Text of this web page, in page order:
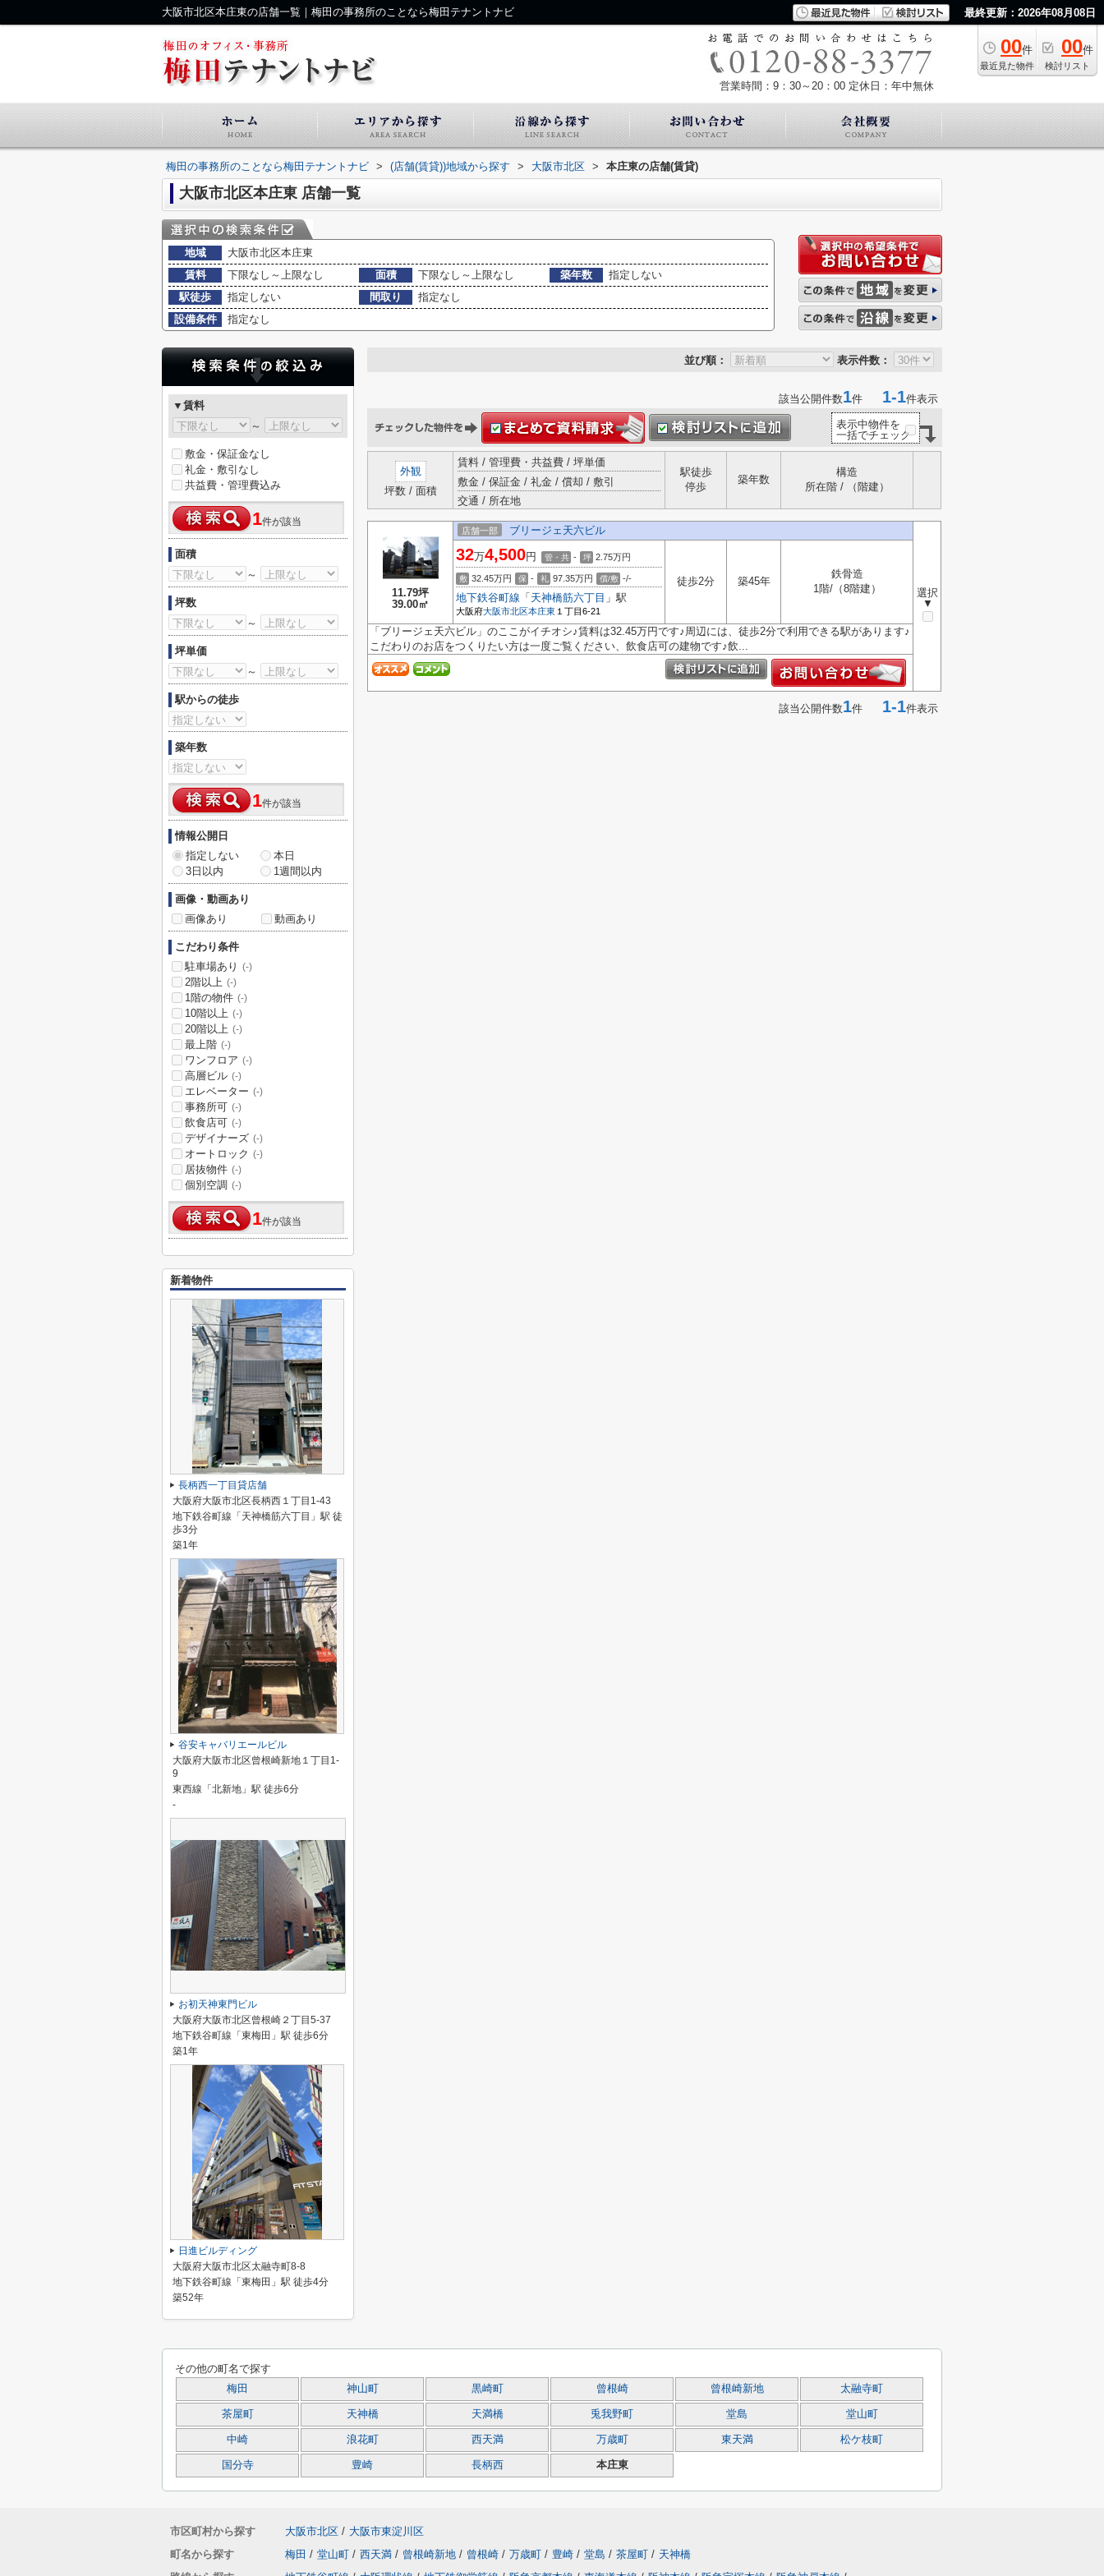
大阪市北区本庄東の店舗一覧｜梅田の事務所のことなら梅田テナントナビ 最終更新：2026年08月08日
00件
最近見た物件
00件
検討リスト
営業時間：9：30～20：00 定休日：年中無休
梅田の事務所のことなら梅田テナントナビ > (店舗(賃貸))地域から探す > 大阪市北区 > 本庄東の店舗(賃貸)
大阪市北区本庄東 店舗一覧
地域
大阪市北区本庄東
賃料
下限なし～上限なし 面積 下限なし～上限なし 築年数
指定しない
駅徒歩
指定しない 間取り
指定なし
設備条件
指定なし
並び順： 表示件数：
該当公開件数1件 1-1件表示
表示中物件を
一括でチェック
外観
坪数 / 面積
賃料 / 管理費・共益費 / 坪単価
敷金 / 保証金 / 礼金 / 償却 / 敷引
交通 / 所在地
駅徒歩
停歩
築年数
構造
所在階 / （階建）
11.79坪
39.00㎡
店舗一部 ブリージェ天六ビル
選択
▼
32万4,500円 管・共 - 坪 2.75万円
敷 32.45万円 保 - 礼 97.35万円 償/敷 -/-
地下鉄谷町線 「 天神橋筋六丁目 」駅
大阪府大阪市北区本庄東 １丁目6-21
徒歩2分 築45年
鉄骨造
1階/（8階建）
「ブリージェ天六ビル」のここがイチオシ♪賃料は32.45万円です♪周辺には、徒歩2分で利用できる駅があります♪
こだわりのお店をつくりたい方は一度ご覧ください、飲食店可の建物です♪飲...
該当公開件数1件 1-1件表示
▼賃料
～
敷金・保証金なし
礼金・敷引なし
共益費・管理費込み
1件が該当
面積
～
坪数
～
坪単価
～
駅からの徒歩
築年数
1件が該当
情報公開日
指定しない
本日
3日以内
1週間以内
画像・動画あり
画像あり
動画あり
こだわり条件
駐車場あり
(-)
2階以上 (-)
1階の物件 (-)
10階以上 (-)
20階以上 (-)
最上階 (-)
ワンフロア (-)
高層ビル (-)
エレベーター (-)
事務所可 (-)
飲食店可 (-)
デザイナーズ (-)
オートロック (-)
居抜物件 (-)
個別空調 (-)
1件が該当
新着物件
長柄西一丁目貸店舗
大阪府大阪市北区長柄西１丁目1-43
地下鉄谷町線「天神橋筋六丁目」駅 徒
歩3分
築1年
谷安キャバリエールビル
大阪府大阪市北区曾根崎新地１丁目1-
9
東西線「北新地」駅 徒歩6分
-
お初天神東門ビル
大阪府大阪市北区曾根崎２丁目5-37
地下鉄谷町線「東梅田」駅 徒歩6分
築1年
日進ビルディング
大阪府大阪市北区太融寺町8-8
地下鉄谷町線「東梅田」駅 徒歩4分
築52年
その他の町名で探す
梅田 神山町 黒崎町 曾根崎 曾根崎新地 太融寺町
茶屋町 天神橋 天満橋 兎我野町 堂島 堂山町
中崎 浪花町 西天満 万歳町 東天満 松ケ枝町
国分寺 豊崎 長柄西 本庄東
市区町村から探す 大阪市北区 / 大阪市東淀川区
町名から探す
梅田 / 堂山町 / 西天満 / 曾根崎新地 / 曾根崎 / 万歳町 / 豊崎 / 堂島 / 茶屋町 / 天神橋